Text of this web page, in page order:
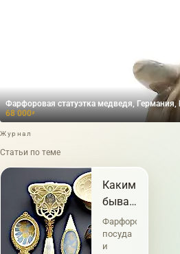
Фарфоровая статуэтка медведя, Германия,
68 000₽
Журнал
Статьи по теме
Каким
бывает
фарфор
Фарфоровая
посуда
и